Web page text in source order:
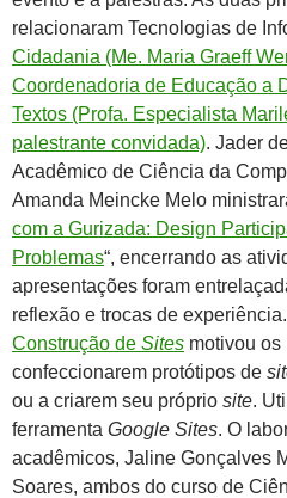
relacionaram Tecnologias de
Cidadania (Me. Maria Graeff
Coordenadoria de Educação a
Textos (Profa. Especialista
palestrante convidada). Jader
Acadêmico de Ciência da
Amanda Meincke Melo
com a Gurizada: Design
Problemas“, encerrando as
apresentações foram
reflexão e trocas de
Construção de Sites motivou os
confeccionarem protótipos de
ou a criarem seu próprio site.
ferramenta Google Sites. O
acadêmicos, Jaline Gonçalves
Soares, ambos do curso de